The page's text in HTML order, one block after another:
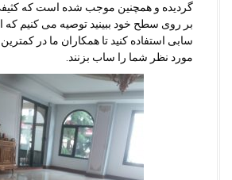
گردیده و همچنین موجب شده است که
بر روی سطح خود ببینید توصیه می کنیم
سابی استفاده کنید تا همکاران ما در
مورد نظر شما را ساب بزنند.